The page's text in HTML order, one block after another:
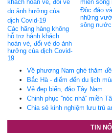
Các hãng hàng không
hỗ trợ hành khách
hoàn vé, đổi vé do ảnh
hưởng của dịch Covid-
19
Độc đáo
những
sông nước
Về phương Nam ghé thăm
Bắc Hà - điểm đến du lịch
Vẻ đẹp biển, đảo Tây Nam
Chinh phục ''nóc nhà'' miền
Chia sẻ kinh nghiệm lưu trú
TIN